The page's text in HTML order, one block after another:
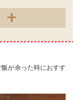
が余った時におすす